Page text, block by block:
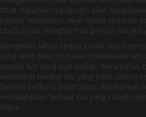
2024. Kejadiannya sendiri akan
pelintir sedikitpun, akan tetapi identitas
ubah untuk menghormati privasi mereka
Menginjak tahun kedua kuliah, Aku
yang lebih baik. Ini biasa, mahasiswa
tempat kos yang asal-asalan. Baru tahun
mendapat tempat kos yang lebih sesuai
Setelah berburu yang cukup melelahkan
mendapatkan tempat kos yang cukup
Utara.